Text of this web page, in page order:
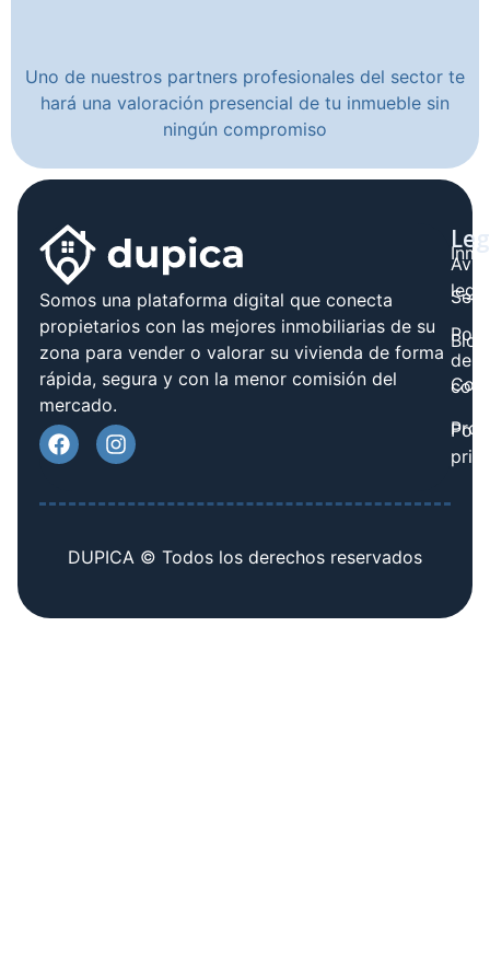
Uno de nuestros partners profesionales del sector te
hará una valoración presencial de tu inmueble sin
ningún compromiso
Somos una plataforma digital que conecta
propietarios con las mejores inmobiliarias de su
zona para vender o valorar su vivienda de forma
rápida, segura y con la menor comisión del
mercado.
Blog
legal
de
DUPICA © Todos los derechos reservados